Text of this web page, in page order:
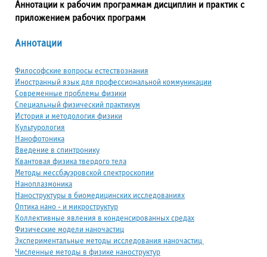
Аннотации к рабочим программам дисциплин и практик с
приложением рабочих программ
Аннотации
Философские вопросы естествознания
Иностранный язык для профессиональной коммуникации
Современные проблемы физики
Специальный физический практикум
История и методология физики
Культурология
Нанофотоника
Введение в спинтронику
Квантовая физика твердого тела
Методы мессбауэровской спектроскопии
Наноплазмоника
Наноструктуры в биомедицинских исследованиях
Оптика нано - и микроструктур
Коллективные явления в конденсированных средах
Физические модели наночастиц
Экспериментальные методы исследования наночастиц
Численные методы в физике наноструктур